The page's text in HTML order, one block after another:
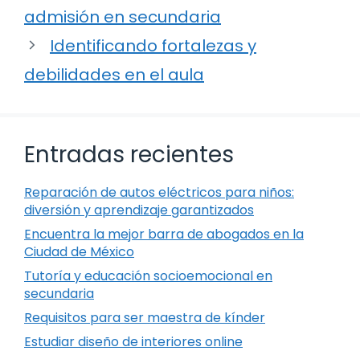
admisión en secundaria
Identificando fortalezas y
debilidades en el aula
Entradas recientes
Reparación de autos eléctricos para niños:
diversión y aprendizaje garantizados
Encuentra la mejor barra de abogados en la
Ciudad de México
Tutoría y educación socioemocional en
secundaria
Requisitos para ser maestra de kínder
Estudiar diseño de interiores online